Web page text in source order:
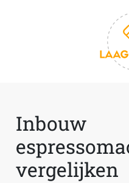
Inbouw
vergelijken